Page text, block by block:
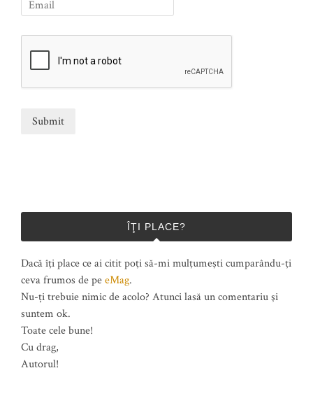
ÎŢI PLACE?
Dacă îţi place ce ai citit poţi să-mi mulţumeşti cumparându-ţi
ceva frumos de peeMag.
Nu-ți trebuie nimic de acolo? Atunci lasă un comentariu şi
suntem ok.
Toate cele bune!
Cu drag,
Autorul!